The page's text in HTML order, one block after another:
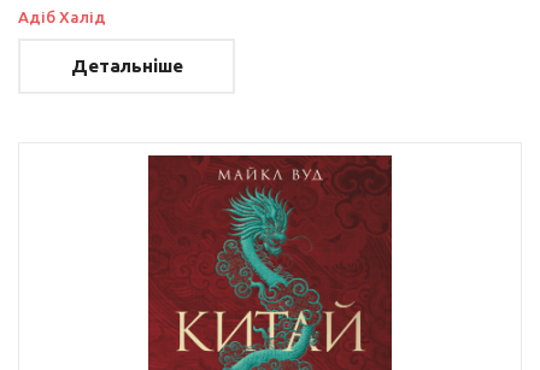
Адіб Халід
Детальніше